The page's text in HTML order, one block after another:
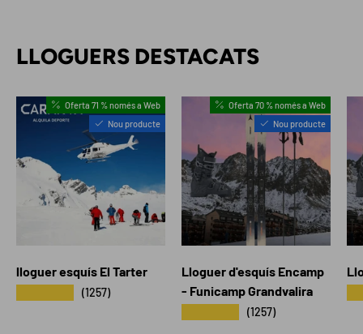
LLOGUERS DESTACATS
Oferta 71 % només a Web
Nou producte
lloguer esquís El Tarter
(1257)
Oferta 70 % només a Web
Nou producte
Lloguer d'esquís Encamp
- Funicamp Grandvalira
(1257)